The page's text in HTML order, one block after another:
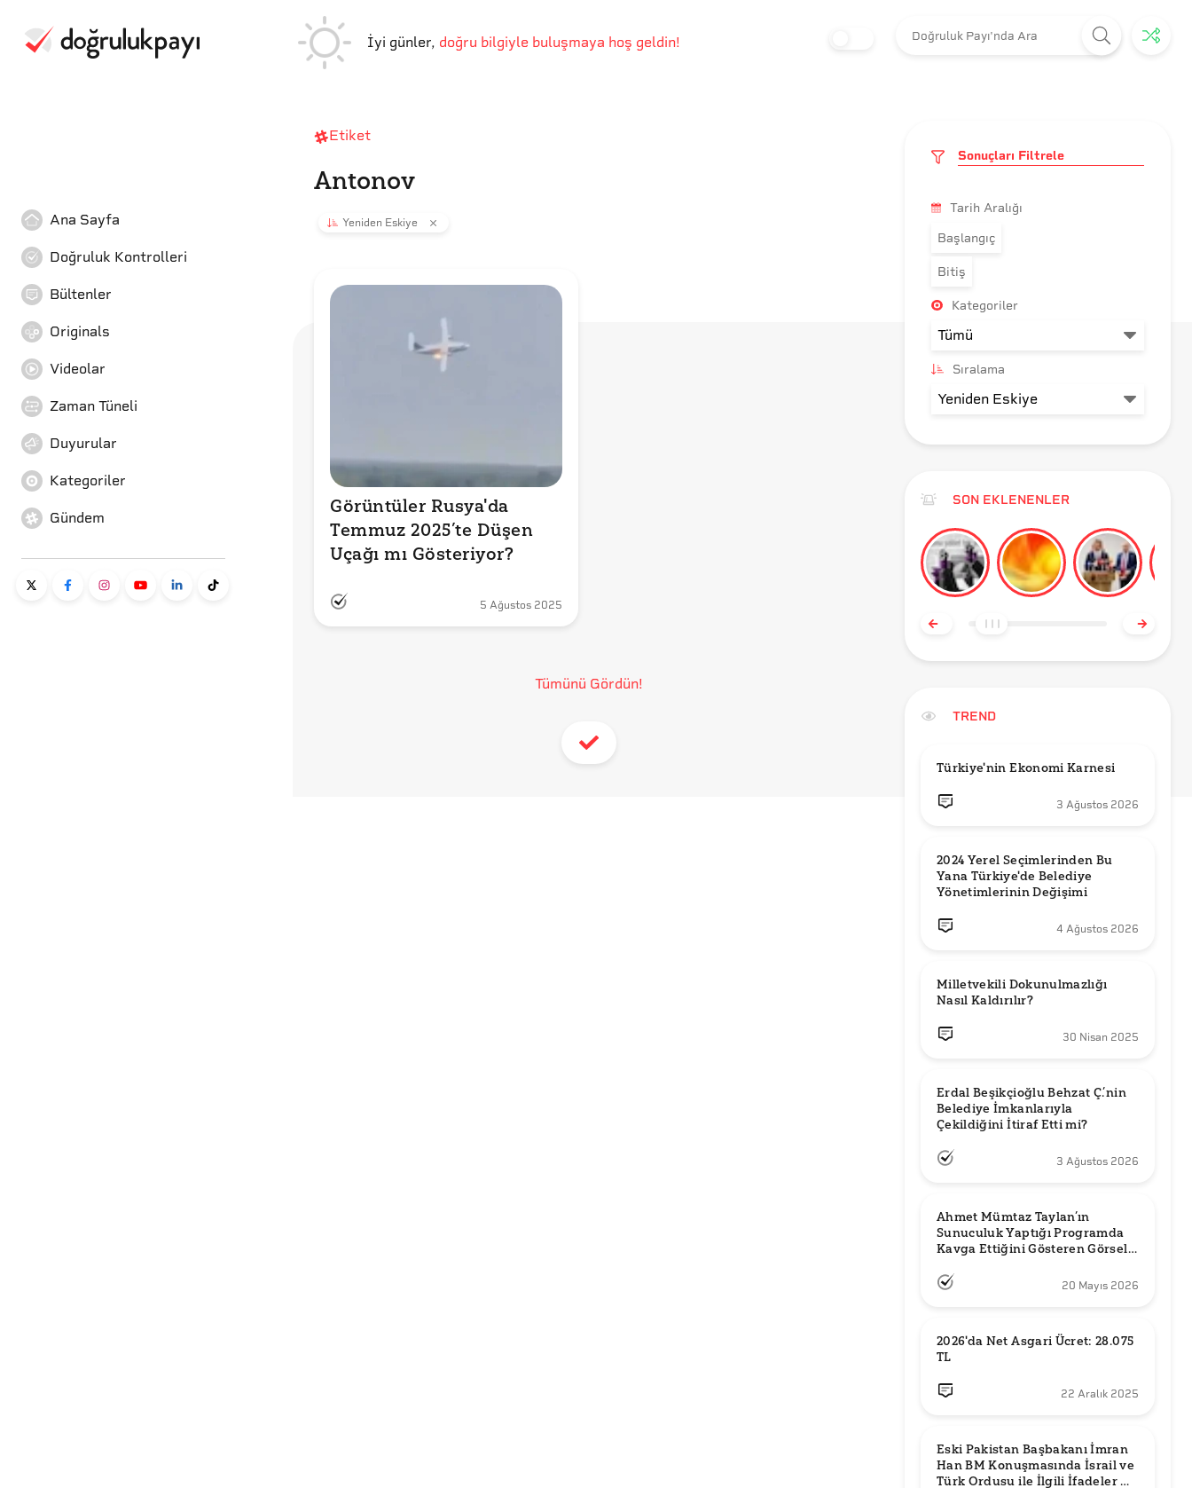
İyi günler, doğru bilgiyle buluşmaya hoş geldin!
Ana Sayfa
Doğruluk Kontrolleri
Bültenler
Originals
Videolar
Zaman Tüneli
Duyurular
Kategoriler
Gündem
Etiket
Antonov
Yeniden Eskiye
Görüntüler Rusya'da
Temmuz 2025’te Düşen
Uçağı mı Gösteriyor?
5 Ağustos 2025
Tümünü Gördün!
Sonuçları Filtrele
Tarih Aralığı
Başlangıç
Bitiş
Kategoriler
Sıralama
SON EKLENENLER
TREND
Türkiye'nin Ekonomi Karnesi
3 Ağustos 2026
2024 Yerel Seçimlerinden Bu
Yana Türkiye'de Belediye
Yönetimlerinin Değişimi
4 Ağustos 2026
Milletvekili Dokunulmazlığı
Nasıl Kaldırılır?
30 Nisan 2025
Erdal Beşikçioğlu Behzat Ç.’nin
Belediye İmkanlarıyla
3 Ağustos 2026
Ahmet Mümtaz Taylan’ın
Sunuculuk Yaptığı Programda
Kavga Ettiğini Gösteren Görsel
20 Mayıs 2026
2026'da Net Asgari Ücret: 28.075
TL
22 Aralık 2025
Eski Pakistan Başbakanı İmran
Han BM Konuşmasında İsrail ve
Türk Ordusu ile İlgili İfadeler mi